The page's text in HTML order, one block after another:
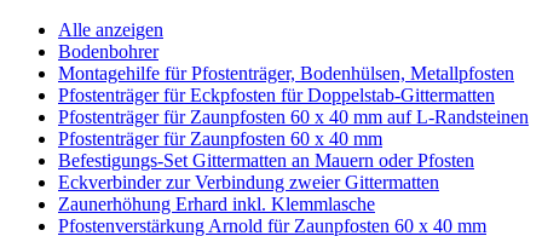
Alle anzeigen
Bodenbohrer
Montagehilfe für Pfostenträger, Bodenhülsen, Metallpfosten
Pfostenträger für Eckpfosten für Doppelstab-Gittermatten
Pfostenträger für Zaunpfosten 60 x 40 mm auf L-Randsteinen
Pfostenträger für Zaunpfosten 60 x 40 mm
Befestigungs-Set Gittermatten an Mauern oder Pfosten
Eckverbinder zur Verbindung zweier Gittermatten
Zaunerhöhung Erhard inkl. Klemmlasche
Pfostenverstärkung Arnold für Zaunpfosten 60 x 40 mm